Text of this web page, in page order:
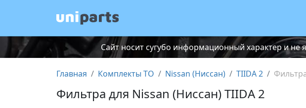
Сайт носит сугубо информационный характер и не
Главная Комплекты ТО Nissan (Ниссан) TIIDA 2
Фильтра для Nissan (Ниссан) TIIDA 2